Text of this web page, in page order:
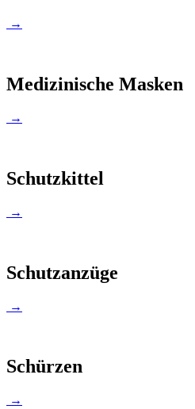
→
Medizinische Masken
→
Schutzkittel
→
Schutzanzüge
→
Schürzen
→